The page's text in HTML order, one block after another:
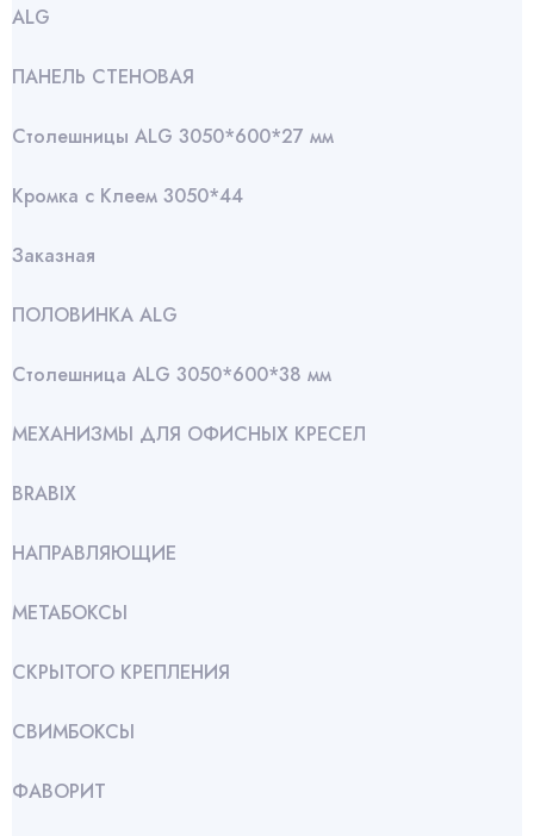
АLG
ПАНЕЛЬ СТЕНОВАЯ
Столешницы ALG 3050*600*27 мм
Кромка с Клеем 3050*44
Заказная
ПОЛОВИНКА ALG
Столешница ALG 3050*600*38 мм
МЕХАНИЗМЫ ДЛЯ ОФИСНЫХ КРЕСЕЛ
BRABIX
НАПРАВЛЯЮЩИЕ
МЕТАБОКСЫ
СКРЫТОГО КРЕПЛЕНИЯ
СВИМБОКСЫ
ФАВОРИТ